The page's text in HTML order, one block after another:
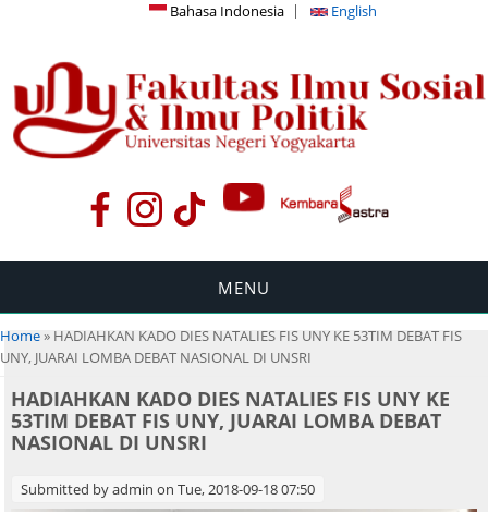
Bahasa Indonesia English
MENU
You are here
Home» HADIAHKAN KADO DIES NATALIES FIS UNY KE 53TIM DEBAT FIS
UNY, JUARAI LOMBA DEBAT NASIONAL DI UNSRI
HADIAHKAN KADO DIES NATALIES FIS UNY KE
53TIM DEBAT FIS UNY, JUARAI LOMBA DEBAT
NASIONAL DI UNSRI
Submitted byadmin on Tue, 2018-09-18 07:50